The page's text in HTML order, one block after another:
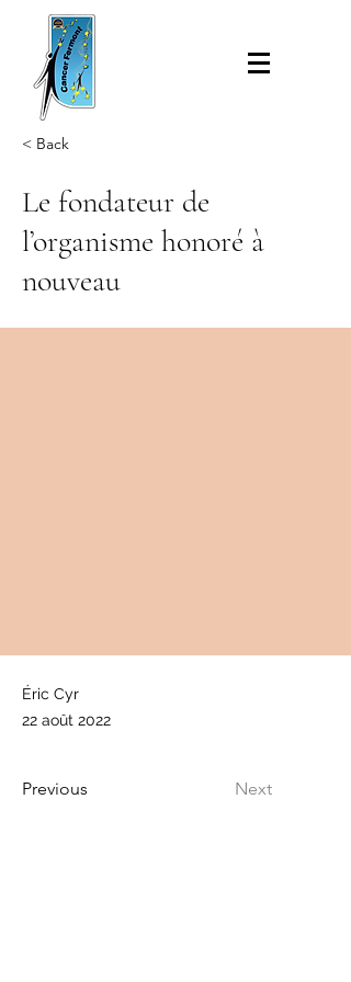
< Back
Le fondateur de
l’organisme honoré à
nouveau
Éric Cyr
22 août 2022
Previous Next